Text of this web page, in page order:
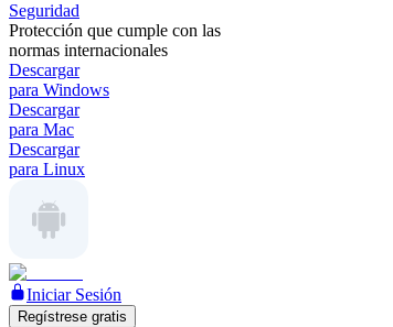
Seguridad
Protección que cumple con las
normas internacionales
Descargar
para Windows
Descargar
para Mac
Descargar
para Linux
Iniciar Sesión
Regístrese gratis